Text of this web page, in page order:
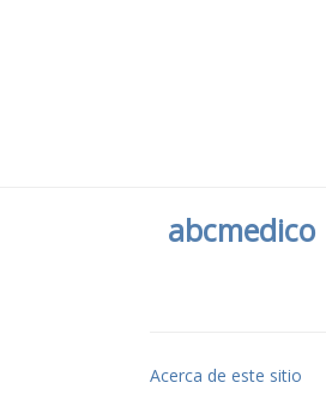
abcmedico
Acerca de este sitio